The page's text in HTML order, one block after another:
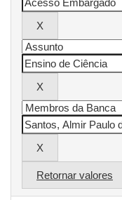
Retornar valores